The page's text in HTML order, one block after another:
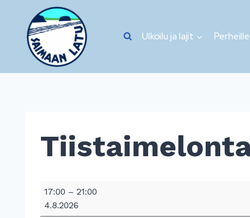
sisältöön
Ulkoilu ja lajit Perheille
T
i
17:00 – 21:00
4.8.2026